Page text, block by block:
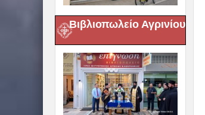
Βιβλιοπωλείο Αγρινίου